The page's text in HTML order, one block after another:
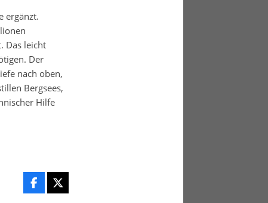
ergänzt.
Das leicht
Der
nach oben,
Bergsees,
Hilfe